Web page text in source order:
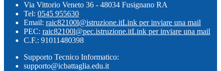
Via Vittorio Veneto 36 - 48034 Fusignano RA
Tel: 0545 955630
Email: raic82100l@istruzione.itLink per inviare una mail
PEC: raic82100l@pec.istruzione.itLink per inviare una mail
C.F.: 91011480398
Supporto Tecnico Informatico:
supporto@icbattaglia.edu.it